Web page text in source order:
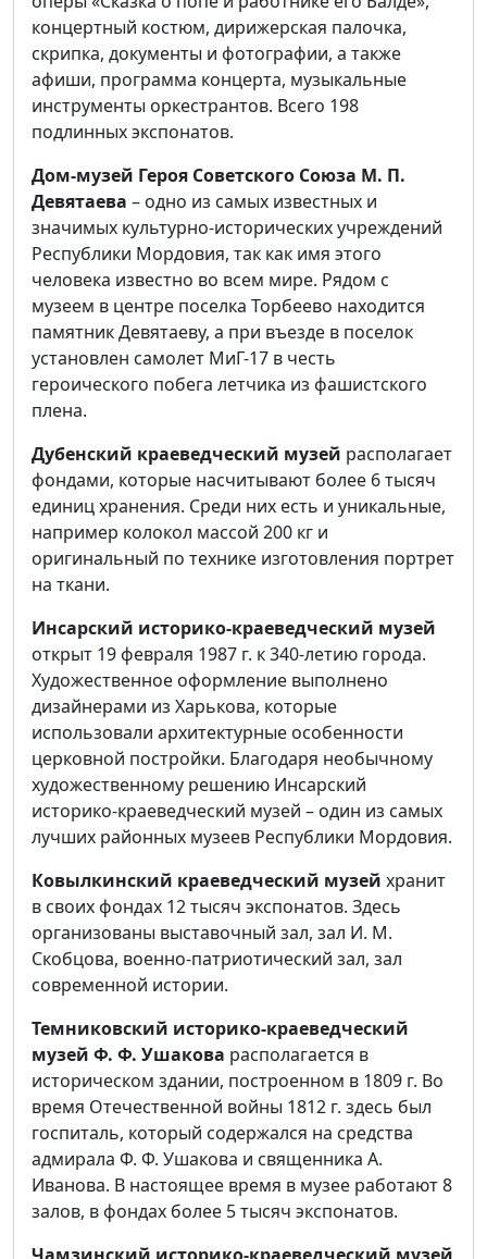
концертный костюм, дирижерская палочка,
скрипка, документы и фотографии, а также
афиши, программа концерта, музыкальные
инструменты оркестрантов. Всего 198
подлинных экспонатов.
Дом-музей Героя Советского Союза М. П.
Девятаева – одно из самых известных и
значимых культурно-исторических учреждений
Республики Мордовия, так как имя этого
человека известно во всем мире. Рядом с
музеем в центре поселка Торбеево находится
памятник Девятаеву, а при въезде в поселок
установлен самолет МиГ-17 в честь
героического побега летчика из фашистского
плена.
Дубенский краеведческий музей располагает
фондами, которые насчитывают более 6 тысяч
единиц хранения. Среди них есть и уникальные,
например колокол массой 200 кг и
оригинальный по технике изготовления портрет
на ткани.
Инсарский историко-краеведческий музей
открыт 19 февраля 1987 г. к 340-летию города.
Художественное оформление выполнено
дизайнерами из Харькова, которые
использовали архитектурные особенности
церковной постройки. Благодаря необычному
художественному решению Инсарский
историко-краеведческий музей – один из самых
лучших районных музеев Республики Мордовия.
Ковылкинский краеведческий музей хранит
в своих фондах 12 тысяч экспонатов. Здесь
организованы выставочный зал, зал И. М.
Скобцова, военно-патриотический зал, зал
современной истории.
Темниковский историко-краеведческий
музей Ф. Ф. Ушакова располагается в
историческом здании, построенном в 1809 г. Во
время Отечественной войны 1812 г. здесь был
госпиталь, который содержался на средства
адмирала Ф. Ф. Ушакова и священника А.
Иванова. В настоящее время в музее работают 8
залов, в фондах более 5 тысяч экспонатов.